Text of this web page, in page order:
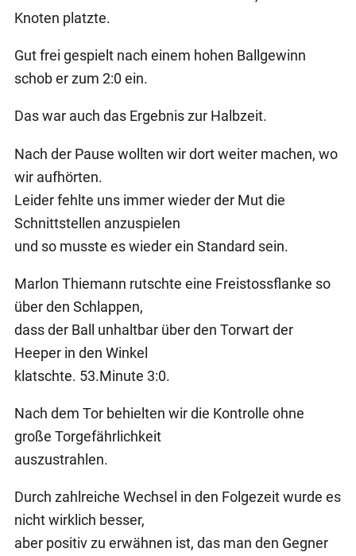
Knoten platzte.
Gut frei gespielt nach einem hohen Ballgewinn
schob er zum 2:0 ein.
Das war auch das Ergebnis zur Halbzeit.
Nach der Pause wollten wir dort weiter machen, wo
wir aufhörten.
Leider fehlte uns immer wieder der Mut die
Schnittstellen anzuspielen
und so musste es wieder ein Standard sein.
Marlon Thiemann rutschte eine Freistossflanke so
über den Schlappen,
dass der Ball unhaltbar über den Torwart der
Heeper in den Winkel
klatschte. 53.Minute 3:0.
Nach dem Tor behielten wir die Kontrolle ohne
große Torgefährlichkeit
auszustrahlen.
Durch zahlreiche Wechsel in den Folgezeit wurde es
nicht wirklich besser,
aber positiv zu erwähnen ist, das man den Gegner